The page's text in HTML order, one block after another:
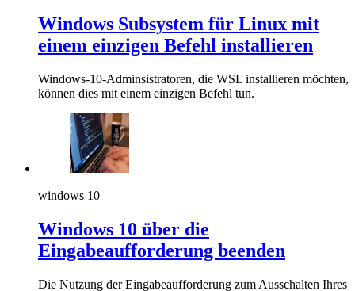
Windows Subsystem für Linux mit
einem einzigen Befehl installieren
Windows-10-Adminsistratoren, die WSL installieren möchten,
können dies mit einem einzigen Befehl tun.
windows 10
Windows 10 über die
Eingabeaufforderung beenden
Die Nutzung der Eingabeaufforderung zum Ausschalten Ihres